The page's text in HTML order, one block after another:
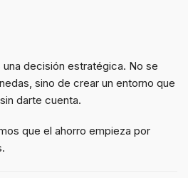
decisión estratégica. No se
sino de crear un entorno que
darte cuenta.
que el ahorro empieza por